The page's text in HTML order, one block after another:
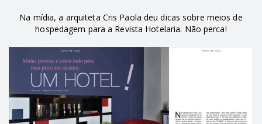
Na mídia, a arquiteta Cris Paola deu dicas sobre meios de
hospedagem para a Revista Hotelaria. Não perca!